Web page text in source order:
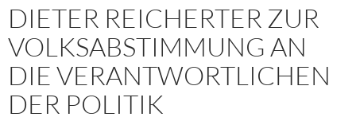
DIETER REICHERTER ZUR
VOLKSABSTIMMUNG AN
DIE VERANTWORTLICHEN
DER POLITIK